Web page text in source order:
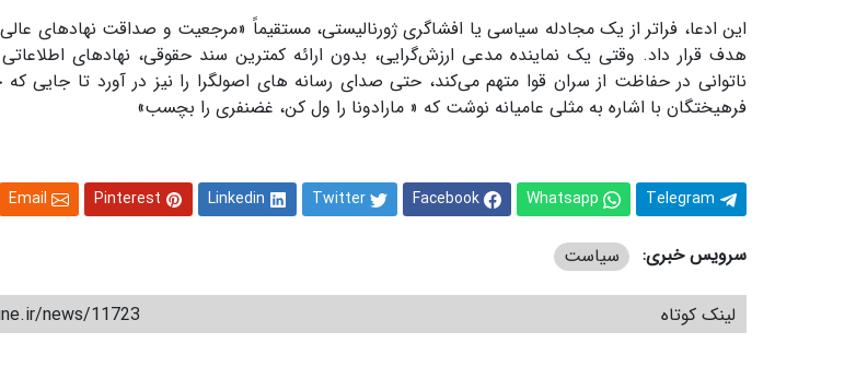
این ادعا، فراتر از یک مجادله سیاسی یا افشاگری ژورنالیستی، مستقیماً «مرجعیت و صداقت نهادهای
هدف قرار داد. وقتی یک نماینده مدعی ارزش‌گرایی، بدون ارائه کمترین سند حقوقی، نهادهای اطلاعاتی
ناتوانی در حفاظت از سران قوا متهم می‌کند، حتی صدای رسانه های اصولگرا را نیز در آورد تا جایی که
فرهیختگان با اشاره به مثلی عامیانه نوشت که « مارادونا را ول کن، غضنفری را بچسب»
Telegram
Whatsapp
Facebook
Twitter
Linkedin
Pinterest
Email
سرویس خبری: سیاست
لینک کوتاه news/11723